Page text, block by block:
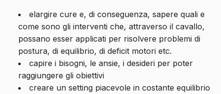
elargire cure e, di conseguenza, sapere quali e
come sono gli interventi che, attraverso il cavallo,
possano esser applicati per risolvere problemi di
postura, di equilibrio, di deficit motori etc.
capire i bisogni, le ansie, i desideri per poter
raggiungere gli obiettivi
creare un setting piacevole in costante equilibrio